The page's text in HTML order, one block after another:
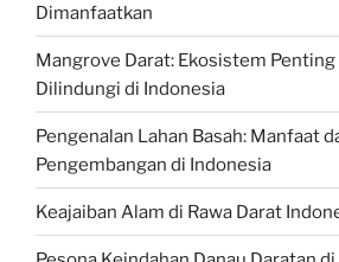
Dimanfaatkan
Mangrove Darat: Ekosistem Penting
Dilindungi di Indonesia
Pengenalan Lahan Basah: Manfaat
Pengembangan di Indonesia
Keajaiban Alam di Rawa Darat